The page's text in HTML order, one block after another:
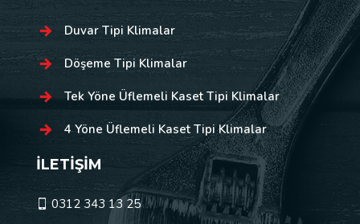
Duvar Tipi Klimalar
Döşeme Tipi Klimalar
Tek Yöne Üflemeli Kaset Tipi Klimalar
4 Yöne Üflemeli Kaset Tipi Klimalar
İLETİŞİM
0312 343 13 25